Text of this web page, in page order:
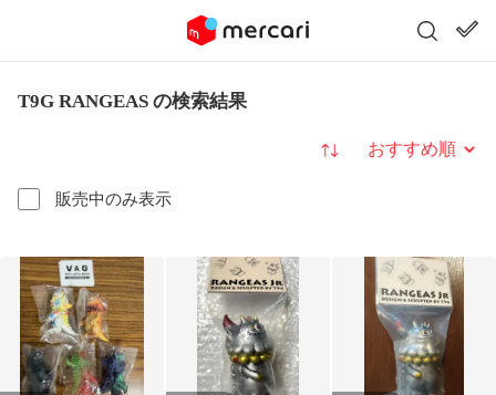
T9G RANGEAS の検索結果
販売中のみ表示
並び替え